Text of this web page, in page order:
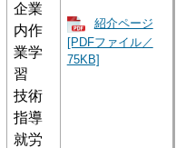
企業
内作
業学
習
技術
指導
就労
紹介ページ
[PDFファイル／
75KB]